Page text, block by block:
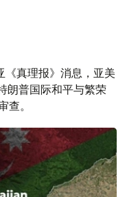
《真理报》消息，亚美
朗普国际和平与繁荣
查。